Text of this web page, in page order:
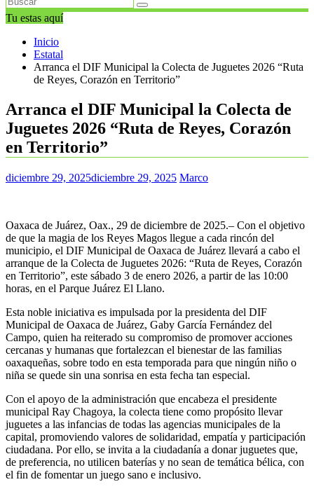
Tu estas aquí
Inicio
Estatal
Arranca el DIF Municipal la Colecta de Juguetes 2026 “Ruta
de Reyes, Corazón en Territorio”
Arranca el DIF Municipal la Colecta de
Juguetes 2026 “Ruta de Reyes, Corazón
en Territorio”
diciembre 29, 2025diciembre 29, 2025 Marco
Oaxaca de Juárez, Oax., 29 de diciembre de 2025.– Con el objetivo
de que la magia de los Reyes Magos llegue a cada rincón del
municipio, el DIF Municipal de Oaxaca de Juárez llevará a cabo el
arranque de la Colecta de Juguetes 2026: “Ruta de Reyes, Corazón
en Territorio”, este sábado 3 de enero 2026, a partir de las 10:00
horas, en el Parque Juárez El Llano.
Esta noble iniciativa es impulsada por la presidenta del DIF
Municipal de Oaxaca de Juárez, Gaby García Fernández del
Campo, quien ha reiterado su compromiso de promover acciones
cercanas y humanas que fortalezcan el bienestar de las familias
oaxaqueñas, sobre todo en esta temporada para que ningún niño o
niña se quede sin una sonrisa en esta fecha tan especial.
Con el apoyo de la administración que encabeza el presidente
municipal Ray Chagoya, la colecta tiene como propósito llevar
juguetes a las infancias de todas las agencias municipales de la
capital, promoviendo valores de solidaridad, empatía y participación
ciudadana. Por ello, se invita a la ciudadanía a donar juguetes que,
de preferencia, no utilicen baterías y no sean de temática bélica, con
el fin de fomentar un juego sano e inclusivo.